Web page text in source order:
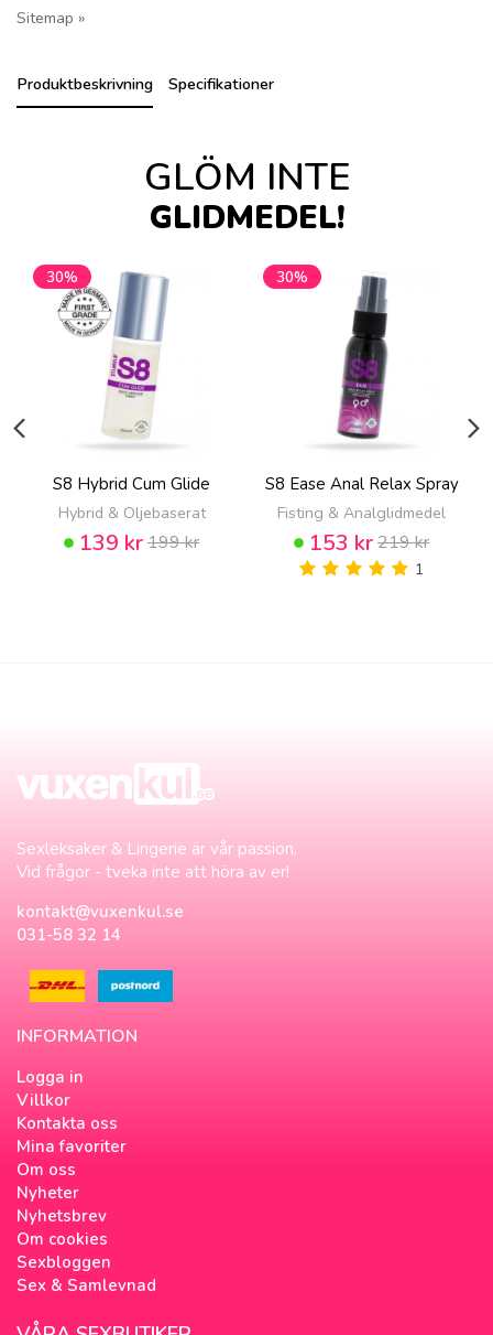
Sitemap »
Produktbeskrivning Specifikationer
GLÖM INTE
GLIDMEDEL!
30%
S8 Hybrid Cum Glide
Hybrid & Oljebaserat
139 kr199 kr
30%
S8 Ease Anal Relax Spray
Fisting & Analglidmedel
153 kr219 kr
1
Sexleksaker & Lingerie är vår passion.
Vid frågor - tveka inte att höra av er!
kontakt@vuxenkul.se
031-58 32 14
INFORMATION
Logga in
Villkor
Kontakta oss
Mina favoriter
Om oss
Nyheter
Nyhetsbrev
Om cookies
Sexbloggen
Sex & Samlevnad